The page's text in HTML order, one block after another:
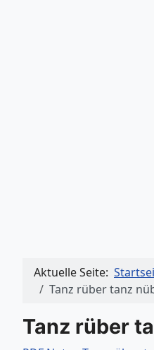
Aktuelle Seite:
Tanz rüber tanz
Tanz rüber